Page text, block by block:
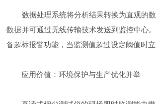
数据处理系统将分析结果转换为直观的数
数据并可通过无线传输技术发送到监控中心
备超标报警功能，当监测值超过设定阈值时立
应用价值：环境保护与生产优化并举